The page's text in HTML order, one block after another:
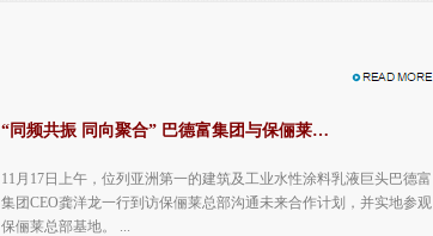
“同频共振 同向聚合” 巴德富集团与保俪莱…
11月17日上午，位列亚洲第一的建筑及工业水性涂料乳液巨头巴德富
集团CEO龚洋龙一行到访保俪莱总部沟通未来合作计划，并实地参观
保俪莱总部基地。 ...